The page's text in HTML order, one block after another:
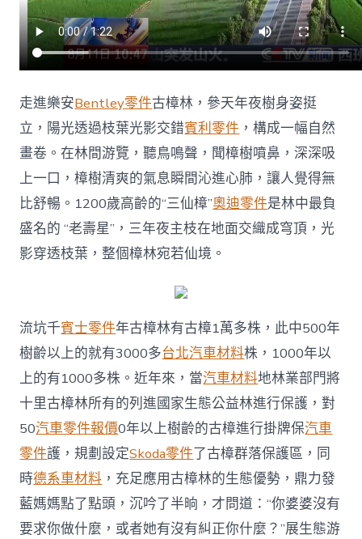
走進樂安Bentley零件古樟林，參天年夜樹身姿挺
立，陽光透過枝葉光影交錯賓利零件 ，構成一幅自然
畫卷。在林間游覽，聽鳥鳴聲，聞樟樹噴鼻，深深吸
上一口，樟樹清爽的氣息瞬間沁進心肺，讓人覺得無
比舒暢。1200歲高齡的“三仙樟”奧迪零件是林中最負
盛名的 “老壽星”，三年夜主枝在地面交織成穹頂，光
影穿透枝葉，整個樟林宛若仙境。
流坑千賓士零件年古樟林有古樟1萬多株，此中500年
樹齡以上的就有3000多台北汽車材料株，1000年以
上的有1000多株。近年來，當汽車材料地林業部門將
十里古樟林所有的列進國家生態公益林進行保護，對
50汽車零件報價0年以上樹齡的古樟進行掛牌保汽車
零件護，規劃設定Skoda零件了古樟群落保護區，同
時德系車材料 ，充足應用古樟林的生態優勢，鼎力發
藍媽媽點了點頭，沉吟了半晌，才問道：“你婆婆沒有
要求你做什麼，或者她有沒有糾正你什麼？”展生態游